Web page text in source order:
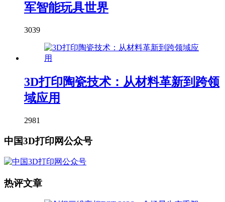
军智能玩具世界
3039
3D打印陶瓷技术：从材料革新到跨领
域应用
2981
中国3D打印网公众号
热评文章